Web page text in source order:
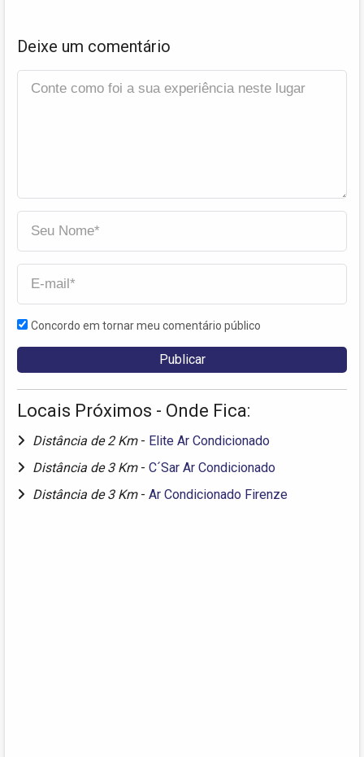
Deixe um comentário
Concordo em tornar meu comentário público
Locais Próximos - Onde Fica:
Distância de 2 Km - Elite Ar Condicionado
Distância de 3 Km - C´Sar Ar Condicionado
Distância de 3 Km - Ar Condicionado Firenze